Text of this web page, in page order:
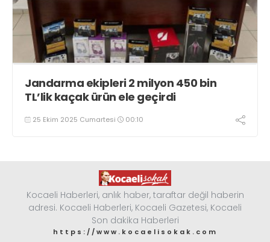
Jandarma ekipleri 2 milyon 450 bin
TL’lik kaçak ürün ele geçirdi
25 Ekim 2025 Cumartesi 00:10
Kocaeli Haberleri, anlık haber, taraftar değil haberin
adresi. Kocaeli Haberleri, Kocaeli Gazetesi, Kocaeli
Son dakika Haberleri
https://www.kocaelisokak.com